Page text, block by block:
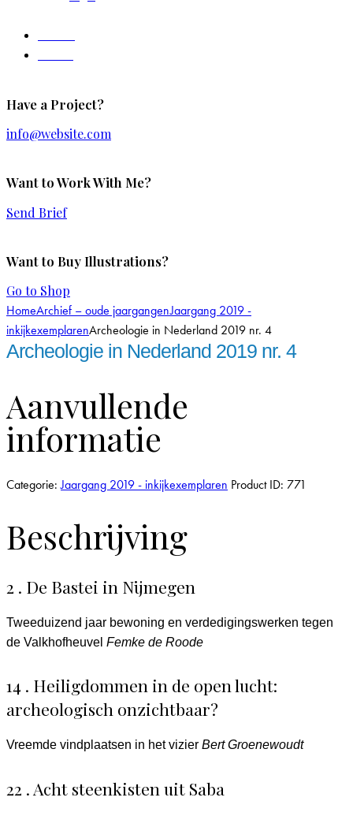
Have a Project?
info@website.com
Want to Work With Me?
Send Brief
Want to Buy Illustrations?
Go to Shop
HomeArchief – oude jaargangenJaargang 2019 -
inkijkexemplarenArcheologie in Nederland 2019 nr. 4
Archeologie in Nederland 2019 nr. 4
Aanvullende
informatie
Categorie:Jaargang 2019 - inkijkexemplaren Product ID: 771
Beschrijving
2 . De Bastei in Nijmegen
Tweeduizend jaar bewoning en verdedigingswerken tegen
de Valkhofheuvel Femke de Roode
14 . Heiligdommen in de open lucht:
archeologisch onzichtbaar?
Vreemde vindplaatsen in het vizier Bert Groenewoudt
22 . Acht steenkisten uit Saba